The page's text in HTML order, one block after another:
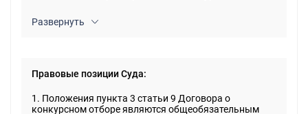
Развернуть
Правовые позиции Суда:
1. Положения пункта 3 статьи 9 Договора о
конкурсном отборе являются общеобязательным